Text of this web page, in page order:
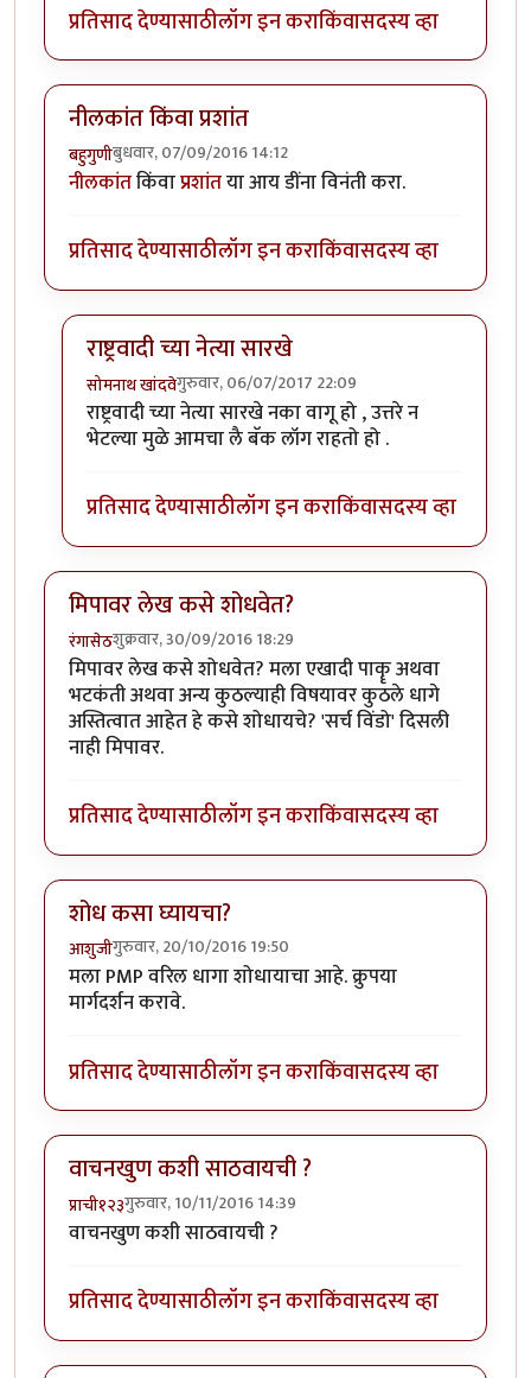
प्रतिसाद देण्यासाठीलॉग इन कराकिंवासदस्य व्हा
नीलकांत किंवा प्रशांत
बहुगुणीबुधवार, 07/09/2016 14:12
नीलकांतकिंवाप्रशांतया आय डींना विनंती करा.
प्रतिसाद देण्यासाठीलॉग इन कराकिंवासदस्य व्हा
राष्ट्रवादी च्या नेत्या सारखे
सोमनाथ खांदवेगुरुवार, 06/07/2017 22:09
In reply toनीलकांत किंवा प्रशांतbyबहुगुणी
राष्ट्रवादी च्या नेत्या सारखे नका वागू हो , उत्तरे न
भेटल्या मुळे आमचा लै बॅक लॉग राहतो हो .
प्रतिसाद देण्यासाठीलॉग इन कराकिंवासदस्य व्हा
मिपावर लेख कसे शोधवेत?
रंगासेठशुक्रवार, 30/09/2016 18:29
मिपावर लेख कसे शोधवेत? मला एखादी पाकॄ अथवा
भटकंती अथवा अन्य कुठल्याही विषयावर कुठले धागे
अस्तित्वात आहेत हे कसे शोधायचे? 'सर्च विंडो' दिसली
नाही मिपावर.
प्रतिसाद देण्यासाठीलॉग इन कराकिंवासदस्य व्हा
शोध कसा घ्यायचा?
आशुजीगुरुवार, 20/10/2016 19:50
मला PMP वरिल धागा शोधायाचा आहे. क्रुपया
मार्गदर्शन करावे.
प्रतिसाद देण्यासाठीलॉग इन कराकिंवासदस्य व्हा
वाचनखुण कशी साठवायची ?
प्राची१२३गुरुवार, 10/11/2016 14:39
वाचनखुण कशी साठवायची ?
प्रतिसाद देण्यासाठीलॉग इन कराकिंवासदस्य व्हा